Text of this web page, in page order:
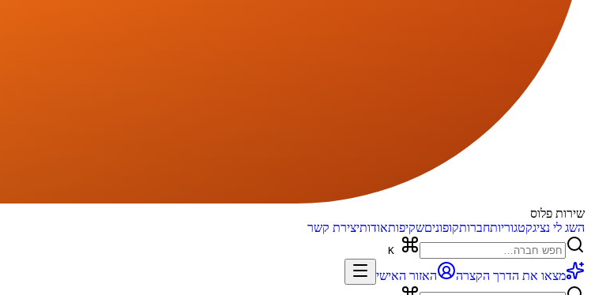
שירות פלוס
השג לי נציגקטגוריותחברותקופוניםשקיפותאודותיצירת קשר
מצאו את הדרך הקצרה האזור האישי